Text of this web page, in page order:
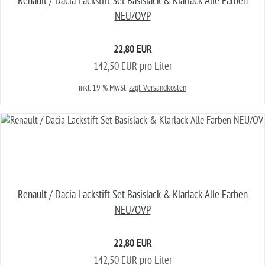
NEU/OVP
22,80 EUR
142,50 EUR pro Liter
inkl. 19 % MwSt.zzgl. Versandkosten
Renault / Dacia Lackstift Set Basislack & Klarlack Alle Farben
NEU/OVP
22,80 EUR
142,50 EUR pro Liter